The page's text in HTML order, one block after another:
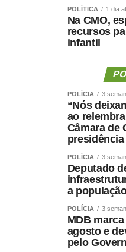
Vinicius Santana
Bolsonaro da Shopee
Candidatos a deputado
Irmão do Salão
Missionária Elaine Belussi
Pastor Samuel Ferreira
Médico Walid Khalil
Pastor Sargento Gualterney
Regis Cardoso
Sargento Jucá
Fredison Dias
Hedvaldo Costa
Carlos Dorilêo Jr.
POLÍTICA 1 dia
Na CMO,
recursos
infantil
POLÍCIA 3
“Nós
ao
Câmara de
presidência
POLÍCIA 3
Deputado
a
POLÍCIA 3
MDB
agosto e
pelo